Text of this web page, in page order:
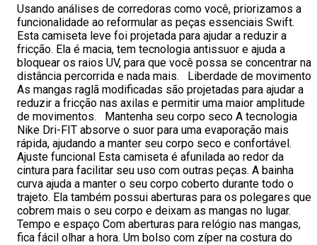
Usando análises de corredoras como você, priorizamos a
funcionalidade ao reformular as peças essenciais Swift.
Esta camiseta leve foi projetada para ajudar a reduzir a
fricção. Ela é macia, tem tecnologia antissuor e ajuda a
bloquear os raios UV, para que você possa se concentrar na
distância percorrida e nada mais. Liberdade de movimento
As mangas raglã modificadas são projetadas para ajudar a
reduzir a fricção nas axilas e permitir uma maior amplitude
de movimentos. Mantenha seu corpo seco A tecnologia
Nike Dri-FIT absorve o suor para uma evaporação mais
rápida, ajudando a manter seu corpo seco e confortável.
Ajuste funcional Esta camiseta é afunilada ao redor da
cintura para facilitar seu uso com outras peças. A bainha
curva ajuda a manter o seu corpo coberto durante todo o
trajeto. Ela também possui aberturas para os polegares que
cobrem mais o seu corpo e deixam as mangas no lugar.
Tempo e espaço Com aberturas para relógio nas mangas,
fica fácil olhar a hora. Um bolso com zíper na costura do